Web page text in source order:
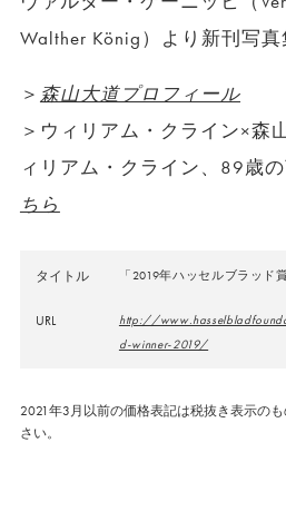
Walther König）より新刊写真
＞ 森山大道プロフィール
＞ウィリアム・クライン×森
ィリアム・クライン、89歳
ちら
タイトル 「2019年ハッセルブラッド賞
URL
http://
d-winner-2019/
2021年3月以前の価格表記は税抜き表示の
さい。